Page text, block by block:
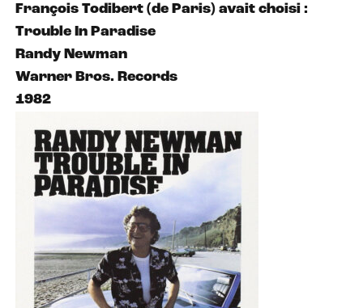
François Todibert (de Paris) avait choisi :
Trouble In Paradise
Randy Newman
Warner Bros. Records
1982